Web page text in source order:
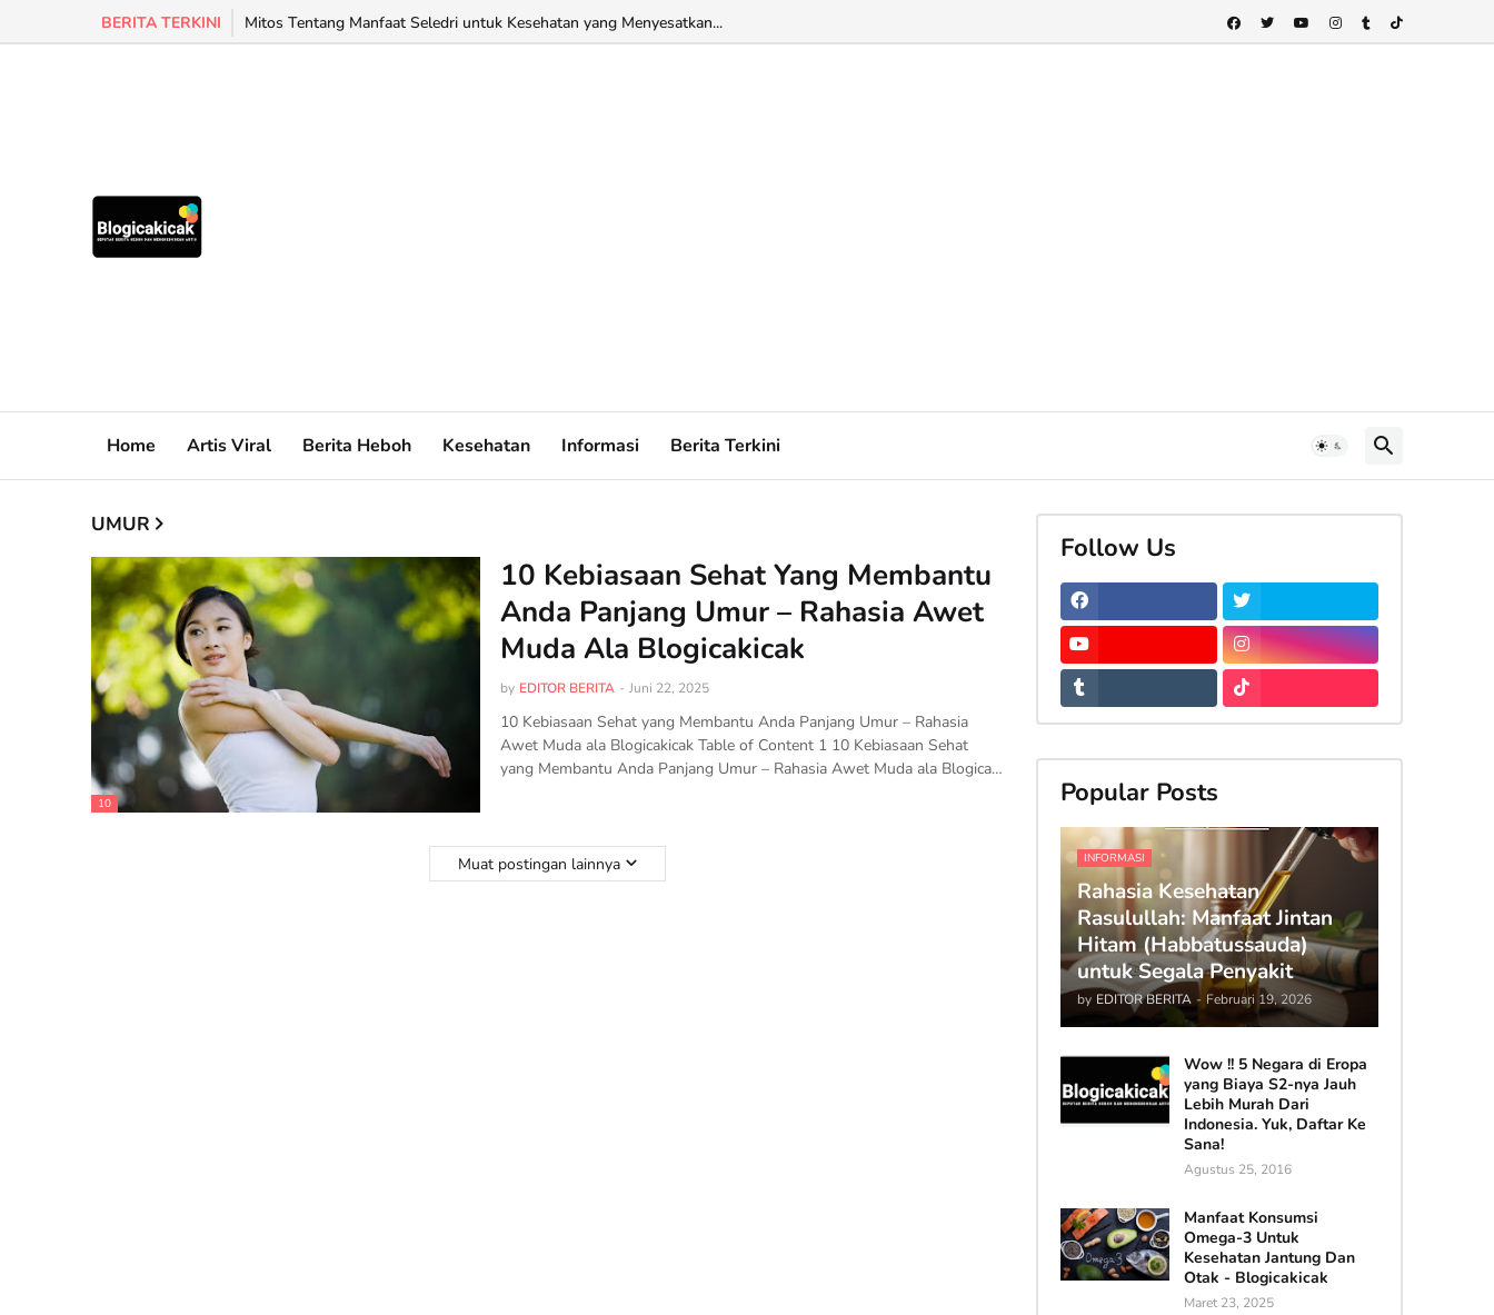
BERITA TERKINI Mitos Tentang Manfaat Seledri untuk Kesehatan yang Menyesatkan...
Home Artis Viral Berita Heboh Kesehatan Informasi Berita Terkini
UMUR
10
10 Kebiasaan Sehat Yang Membantu
Anda Panjang Umur – Rahasia Awet
Muda Ala Blogicakicak
by EDITOR BERITA - Juni 22, 2025
10 Kebiasaan Sehat yang Membantu Anda Panjang Umur – Rahasia
Awet Muda ala Blogicakicak Table of Content 1 10 Kebiasaan Sehat
yang Membantu Anda Panjang Umur – Rahasia Awet Muda ala Blogica…
Muat postingan lainnya
Follow Us
Popular Posts
INFORMASI
Rahasia Kesehatan
Rasulullah: Manfaat Jintan
Hitam (Habbatussauda)
untuk Segala Penyakit
by EDITOR BERITA - Februari 19, 2026
Wow !! 5 Negara di Eropa
yang Biaya S2-nya Jauh
Lebih Murah Dari
Indonesia. Yuk, Daftar Ke
Sana!
Agustus 25, 2016
Manfaat Konsumsi
Omega-3 Untuk
Kesehatan Jantung Dan
Otak - Blogicakicak
Maret 23, 2025